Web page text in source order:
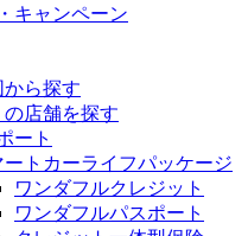
キャンペーン
から探す
の店舗を探す
ート
ートカーライフパッケージ
ワンダフルクレジット
ワンダフルパスポート